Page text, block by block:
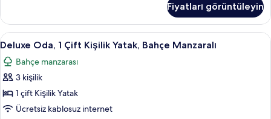
tüm
fotoğrafları
görün
Büyük
(King)
Boy
Yatak
hakkında
daha
detay
Fiyatları görüntüleyin
Deluxe
Oda,
Çift
Kişilik
Yatak,
Odada kasa, masa, dizüstü bilgisayar
8
Deluxe Oda, 1 Çift Kişilik Yatak, Bahçe Manzaralı
Bahçe manzarası
3 kişilik
1 çift Kişilik Yatak
Ücretsiz kablosuz internet